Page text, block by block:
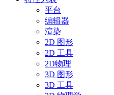
平台
编辑器
渲染
2D 图形
2D 工具
2D物理
3D 图形
3D 工具